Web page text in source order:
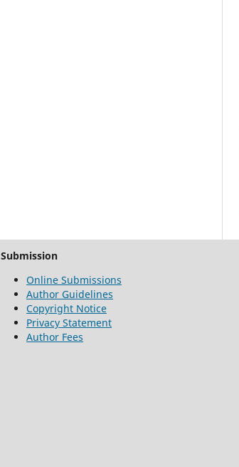
Submission
Online Submissions
Author Guidelines
Copyright Notice
Privacy Statement
Author Fees